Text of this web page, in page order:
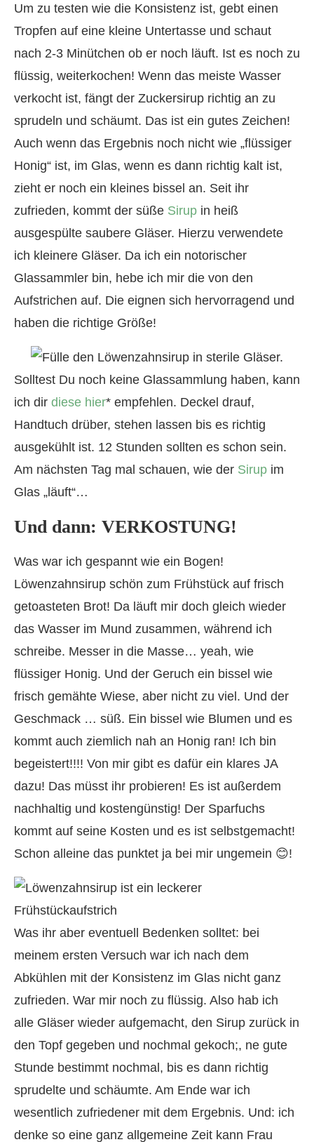
Um zu testen wie die Konsistenz ist, gebt einen
Tropfen auf eine kleine Untertasse und schaut
nach 2-3 Minütchen ob er noch läuft. Ist es noch zu
flüssig, weiterkochen! Wenn das meiste Wasser
verkocht ist, fängt der Zuckersirup richtig an zu
sprudeln und schäumt. Das ist ein gutes Zeichen!
Auch wenn das Ergebnis noch nicht wie „flüssiger
Honig“ ist, im Glas, wenn es dann richtig kalt ist,
zieht er noch ein kleines bissel an. Seit ihr
zufrieden, kommt der süße Sirup in heiß
ausgespülte saubere Gläser. Hierzu verwendete
ich kleinere Gläser. Da ich ein notorischer
Glassammler bin, hebe ich mir die von den
Aufstrichen auf. Die eignen sich hervorragend und
haben die richtige Größe!
Solltest Du noch keine Glassammlung haben, kann
ich dir diese hier* empfehlen. Deckel drauf,
Handtuch drüber, stehen lassen bis es richtig
ausgekühlt ist. 12 Stunden sollten es schon sein.
Am nächsten Tag mal schauen, wie der Sirup im
Glas „läuft“…
Und dann: VERKOSTUNG!
Was war ich gespannt wie ein Bogen!
Löwenzahnsirup schön zum Frühstück auf frisch
getoasteten Brot! Da läuft mir doch gleich wieder
das Wasser im Mund zusammen, während ich
schreibe. Messer in die Masse… yeah, wie
flüssiger Honig. Und der Geruch ein bissel wie
frisch gemähte Wiese, aber nicht zu viel. Und der
Geschmack … süß. Ein bissel wie Blumen und es
kommt auch ziemlich nah an Honig ran! Ich bin
begeistert!!!! Von mir gibt es dafür ein klares JA
dazu! Das müsst ihr probieren! Es ist außerdem
nachhaltig und kostengünstig! Der Sparfuchs
kommt auf seine Kosten und es ist selbstgemacht!
Schon alleine das punktet ja bei mir ungemein 😊!
Was ihr aber eventuell Bedenken solltet: bei
meinem ersten Versuch war ich nach dem
Abkühlen mit der Konsistenz im Glas nicht ganz
zufrieden. War mir noch zu flüssig. Also hab ich
alle Gläser wieder aufgemacht, den Sirup zurück in
den Topf gegeben und nochmal gekoch;, ne gute
Stunde bestimmt nochmal, bis es dann richtig
sprudelte und schäumte. Am Ende war ich
wesentlich zufriedener mit dem Ergebnis. Und: ich
denke so eine ganz allgemeine Zeit kann Frau